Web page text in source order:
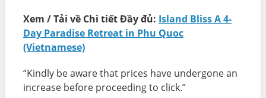
Xem / Tải về Chi tiết Đầy đủ: Island Bliss A 4-
Day Paradise Retreat in Phu Quoc
(Vietnamese)
“Kindly be aware that prices have undergone an
increase before proceeding to click.”